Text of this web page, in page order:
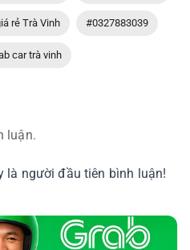
rẻ Trà Vinh #0327883039
car trà vinh
luận.
là người đầu tiên bình luận!